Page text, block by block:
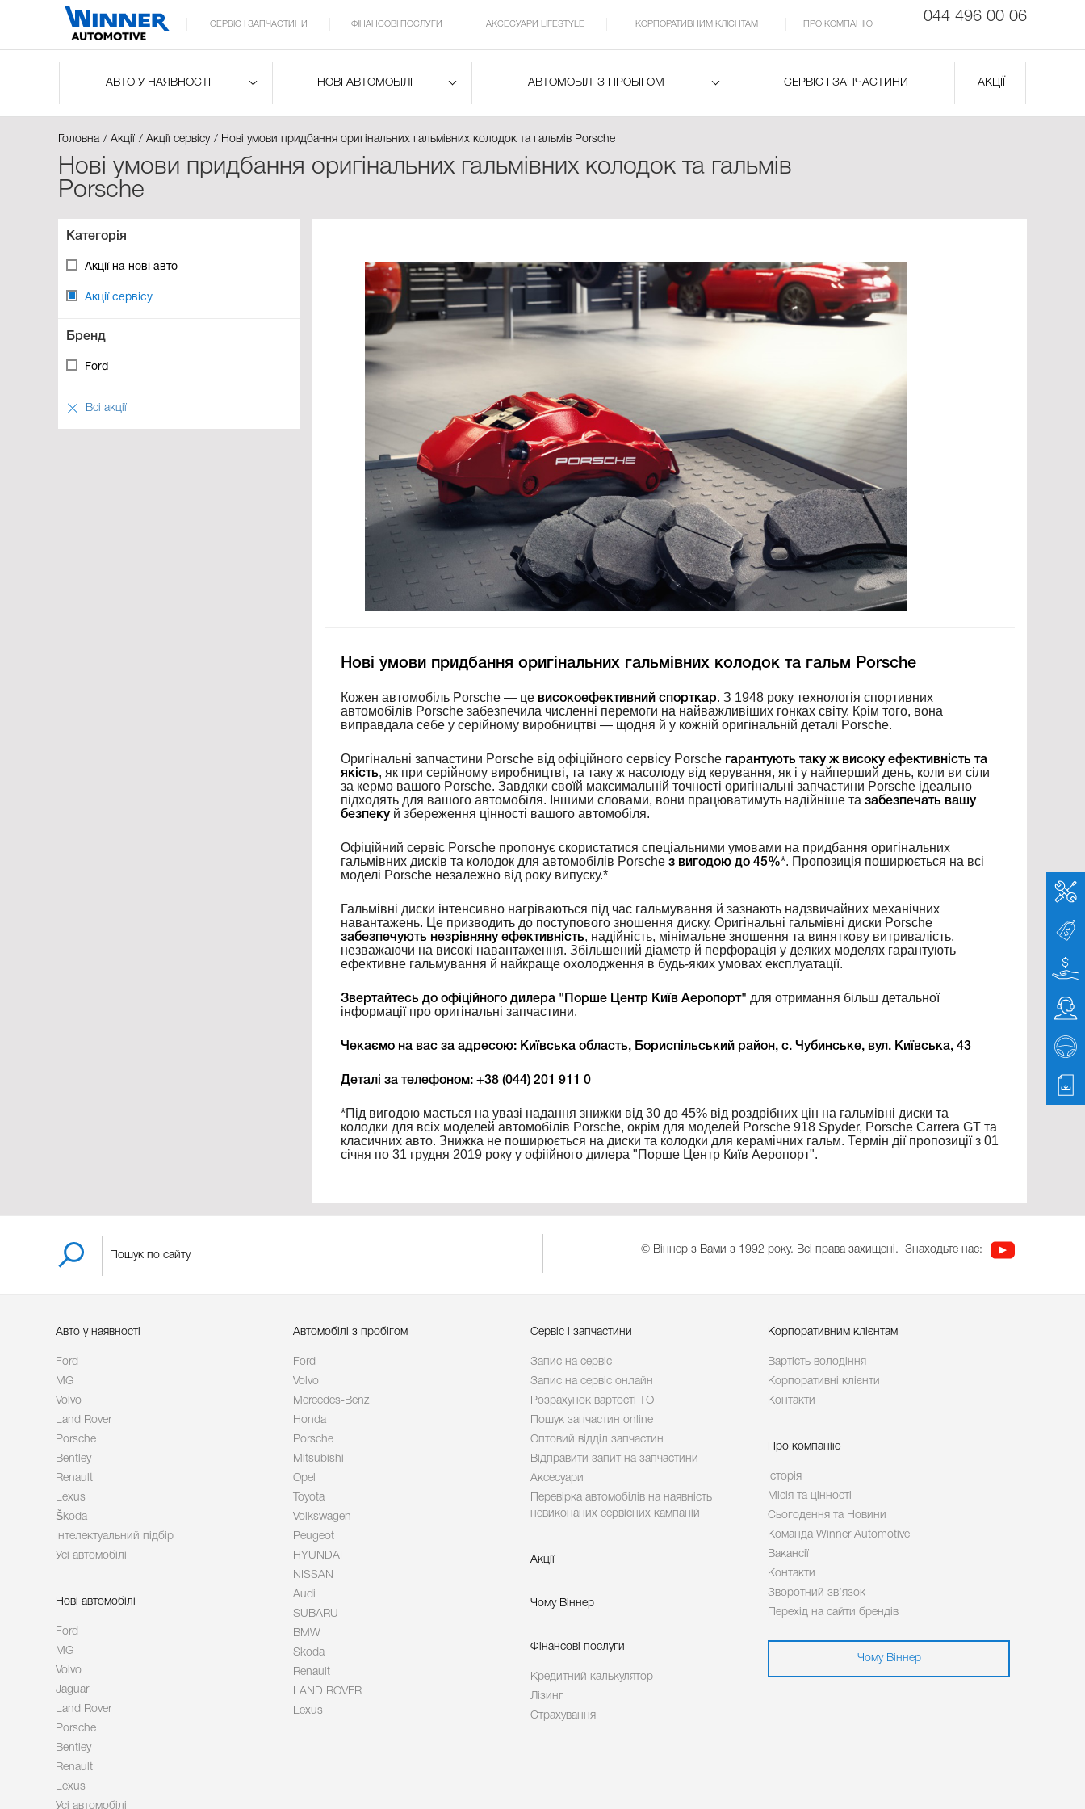
044 496 00 06
СЕРВІС І ЗАПЧАСТИНИ ФІНАНСОВІ ПОСЛУГИ АКСЕСУАРИ LIFESTYLE КОРПОРАТИВНИМ КЛІЄНТАМ ПРО КОМПАНІЮ
АВТО У НАЯВНОСТІ НОВІ АВТОМОБІЛІ АВТОМОБІЛІ З ПРОБІГОМ СЕРВІС І ЗАПЧАСТИНИ АКЦІЇ
Головна Акції Акції сервісу Нові умови придбання оригінальних гальмівних колодок та гальмів Porsche
Нові умови придбання оригінальних гальмівних колодок та гальмів
Porsche
Категорія
Акції на нові авто
Акції сервісу
Бренд
Ford
Всі акції
Нові умови придбання оригінальних гальмівних колодок та гальм Porsche
Кожен автомобіль Porsche — це високоефективний спорткар. З 1948 року технологія спортивних
автомобілів Porsche забезпечила численні перемоги на найважливіших гонках світу. Крім того, вона
виправдала себе у серійному виробництві — щодня й у кожній оригінальній деталі Porsche.
Оригінальні запчастини Porsche від офіційного сервісу Porsche гарантують таку ж високу ефективність та
якість, як при серійному виробництві, та таку ж насолоду від керування, як і у найперший день, коли ви сіли
за кермо вашого Porsche. Завдяки своїй максимальній точності оригінальні запчастини Porsche ідеально
підходять для вашого автомобіля. Іншими словами, вони працюватимуть надійніше та забезпечать вашу
безпеку й збереження цінності вашого автомобіля.
Офіційний сервіс Porsche пропонує скористатися спеціальними умовами на придбання оригінальних
гальмівних дисків та колодок для автомобілів Porsche з вигодою до 45%*. Пропозиція поширюється на всі
моделі Porsche незалежно від року випуску.*
Гальмівні диски інтенсивно нагріваються під час гальмування й зазнають надзвичайних механічних
навантажень. Це призводить до поступового зношення диску. Оригінальні гальмівні диски Porsche
забезпечують незрівняну ефективність, надійність, мінімальне зношення та виняткову витривалість,
незважаючи на високі навантаження. Збільшений діаметр й перфорація у деяких моделях гарантують
ефективне гальмування й найкраще охолодження в будь-яких умовах експлуатації.
Звертайтесь до офіційного дилера "Порше Центр Київ Аеропорт" для отримання більш детальної
інформації про оригінальні запчастини.
Чекаємо на вас за адресою: Київська область, Бориспільський район, с. Чубинське, вул. Київська, 43
Деталі за телефоном: +38 (044) 201 911 0
*Під вигодою мається на увазі надання знижки від 30 до 45% від роздрібних цін на гальмівні диски та
колодки для всіх моделей автомобілів Porsche, окрім для моделей Porsche 918 Spyder, Porsche Carrera GT та
класичних авто. Знижка не поширюється на диски та колодки для керамічних гальм. Термін дії пропозиції з 01
січня по 31 грудня 2019 року у офіійного дилера "Порше Центр Київ Аеропорт".
© Віннер з Вами з 1992 року. Всі права захищені. Знаходьте нас:
Авто у наявності
Ford
MG
Volvo
Land Rover
Porsche
Bentley
Renault
Lexus
Škoda
Інтелектуальний підбір
Усі автомобілі
Нові автомобілі
Ford
MG
Volvo
Jaguar
Land Rover
Porsche
Bentley
Renault
Lexus
Усі автомобілі
Автомобілі з пробігом
Ford
Volvo
Mercedes-Benz
Honda
Porsche
Mitsubishi
Opel
Toyota
Volkswagen
Peugeot
HYUNDAI
NISSAN
Audi
SUBARU
BMW
Skoda
Renault
LAND ROVER
Lexus
Сервіс і запчастини
Запис на сервіс
Запис на сервіс онлайн
Розрахунок вартості ТО
Пошук запчастин online
Оптовий відділ запчастин
Відправити запит на запчастини
Аксесуари
Перевірка автомобілів на наявність
невиконаних сервісних кампаній
Акції
Чому Віннер
Фінансові послуги
Кредитний калькулятор
Лізинг
Страхування
Корпоративним клієнтам
Вартість володіння
Корпоративні клієнти
Контакти
Про компанію
Історія
Місія та цінності
Сьогодення та Новини
Команда Winner Automotive
Вакансії
Контакти
Зворотний зв’язок
Перехід на сайти брендів
Чому Віннер